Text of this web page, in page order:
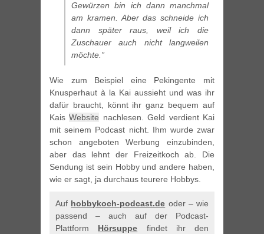
Gewürzen bin ich dann manchmal
am kramen. Aber das schneide ich
dann später raus, weil ich die
Zuschauer auch nicht langweilen
möchte.”
Wie zum Beispiel eine Pekingente mit
Knusperhaut à la Kai aussieht und was ihr
dafür braucht, könnt ihr ganz bequem auf
KaisWebsite nachlesen. Geld verdient Kai
mit seinem Podcast nicht. Ihm wurde zwar
schon angeboten Werbung einzubinden,
aber das lehnt der Freizeitkoch ab. Die
Sendung ist sein Hobby und andere haben,
wie er sagt, ja durchaus teurere Hobbys.
Auf hobbykoch-podcast.de oder – wie
passend – auch auf der Podcast-
Plattform Hörsuppe findet ihr den